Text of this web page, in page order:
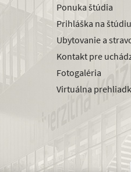
Ponuka štúdia
Prihláška na
Ubytovanie a
Kontakt pre
Fotogaléria
Virtuálna